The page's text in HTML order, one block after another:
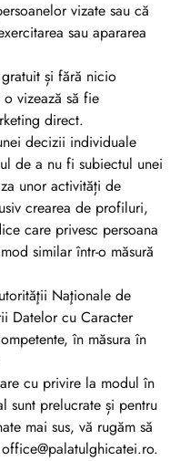
vizate sau că
sau apararea
și fără nicio
vizează să fie
direct.
decizii individuale
de a nu fi subiectul unei
unor activități de
crearea de profiluri,
care privesc persoana
similar într-o măsură
Naţionale de
Datelor cu Caracter
în măsura în
cu privire la modul în
sunt prelucrate și pentru
mai sus, vă rugăm să